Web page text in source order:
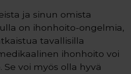
ja sinun omista
on ihonhoito-ongelmia,
tavallisilla
ihonhoito voi
voi myös olla hyvä